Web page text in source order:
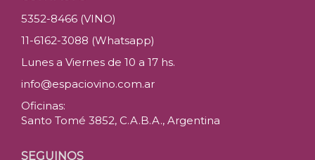
5352-8466 (VINO)
11-6162-3088 (Whatsapp)
Lunes a Viernes de 10 a 17 hs.
info@espaciovino.com.ar
Oficinas:
Santo Tomé 3852, C.A.B.A., Argentina
SEGUINOS